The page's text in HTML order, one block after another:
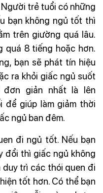
trẻ tuổi có những
bạn không ngủ tốt thì
trên giường quá lâu.
quá 8 tiếng hoặc hơn.
bạn sẽ phát tín hiệu
ra khỏi giấc ngủ suốt
đơn giản nhất là lên
để giúp làm giảm thời
ngủ ban đêm.
đi ngủ tốt. Nếu bạn
đổi thì giấc ngủ không
trì các thói quen đi
tốt hơn. Có thể bạn